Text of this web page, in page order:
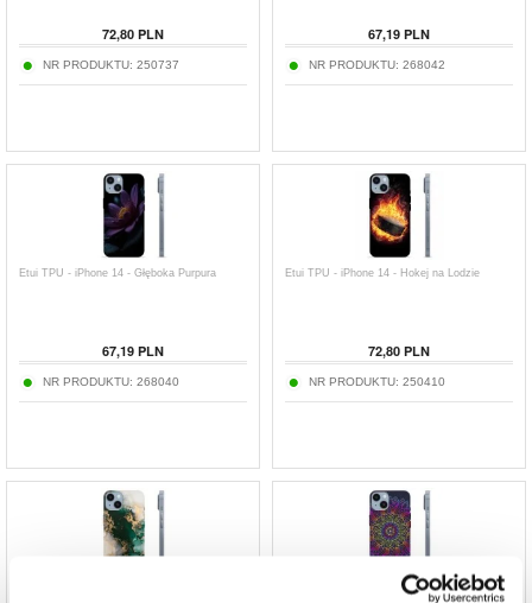
72,80 PLN
NR PRODUKTU: 250737
67,19 PLN
NR PRODUKTU: 268042
Etui TPU - iPhone 14 - Głęboka Purpura
67,19 PLN
NR PRODUKTU: 268040
Etui TPU - iPhone 14 - Hokej na Lodzie
72,80 PLN
NR PRODUKTU: 250410
Etui TPU - iPhone 14 - Kolorowa Mandala